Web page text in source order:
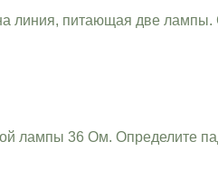
питающая две
лампы 36 Ом. Определите